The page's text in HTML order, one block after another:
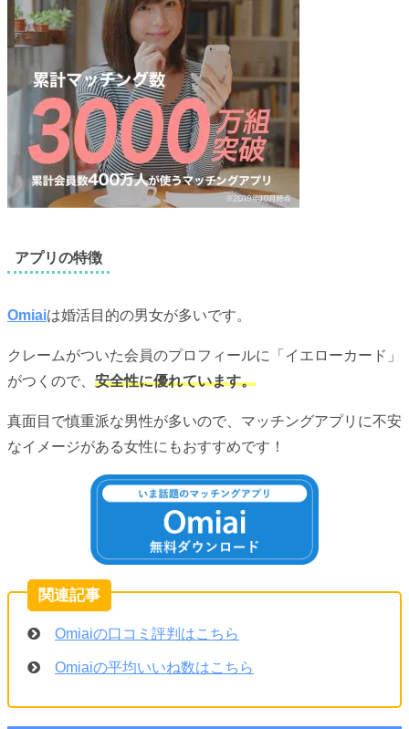
アプリの特徴
Omiaiは婚活目的の男女が多いです。
クレームがついた会員のプロフィールに「イエローカード」
がつくので、 安全性に優れています。
真面目で慎重派な男性が多いので、マッチングアプリに不安
なイメージがある女性にもおすすめです！
Omiaiの口コミ評判はこちら
Omiaiの平均いいね数はこちら